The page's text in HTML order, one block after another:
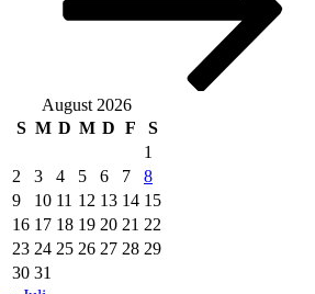
August 2026
S M D M D F
S
1
2
3 4 5 6 7
8
9
10 11 12 13 14 15
16 17 18 19 20 21 22
23 24 25 26 27 28 29
30 31